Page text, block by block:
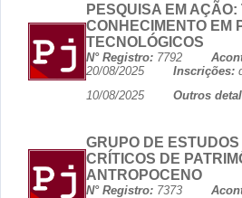
PESQUISA EM
CONHECIMENTO EM
TECNOLÓGICOS
N° Registro: 7792
20/08/2025 Inscrições:
10/08/2025 Outros
GRUPO DE
CRÍTICOS DE
ANTROPOCENO
N° Registro: 7373